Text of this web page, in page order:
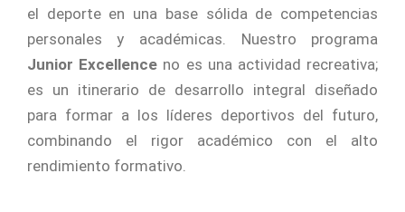
el deporte en una base sólida de competencias
personales y académicas. Nuestro programa
Junior Excellence no es una actividad recreativa;
es un itinerario de desarrollo integral diseñado
para formar a los líderes deportivos del futuro,
combinando el rigor académico con el alto
rendimiento formativo.